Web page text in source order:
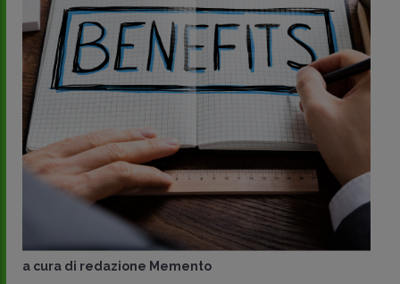
a cura di redazione Memento